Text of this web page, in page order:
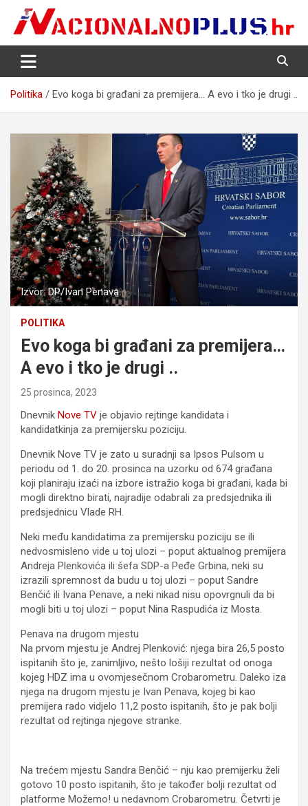
content
NacionalnoPlus.hr
Nacija želi znati više
Politika Evo koga bi građani za premijera… A evo i tko je drugi ..
Izvor: DP/Ivan Penava
POLITIKA
Evo koga bi građani za premijera…
A evo i tko je drugi ..
25 prosinca, 2023
Dnevnik Nove TV je objavio rejtinge kandidata i
kandidatkinja za premijersku poziciju.
Dnevnik Nove TV je zato u suradnji sa Ipsos Pulsom u
periodu od 1. do 20. prosinca na uzorku od 674 građana
koji planiraju izaći na izbore istražio koga bi građani, kada bi
mogli direktno birati, najradije odabrali za predsjednika ili
predsjednicu Vlade RH.
Neki među kandidatima za premijersku poziciju se ili
nedvosmisleno vide u toj ulozi – poput aktualnog premijera
Andreja Plenkovića ili šefa SDP-a Peđe Grbina, neki su
izrazili spremnost da budu u toj ulozi – poput Sandre
Benčić ili Ivana Penave, a neki nikad nisu opovrgnuli da bi
mogli biti u toj ulozi – poput Nina Raspudića iz Mosta.
Penava na drugom mjestu
Na prvom mjestu je Andrej Plenković: njega bira 26,5 posto
ispitanih što je, zanimljivo, nešto lošiji rezultat od onoga
kojeg HDZ ima u ovomjesečnom Crobarometru. Daleko iza
njega na drugom mjestu je Ivan Penava, kojeg bi kao
premijera rado vidjelo 11,2 posto ispitanih, što je pak bolji
rezultat od rejtinga njegove stranke.
Na trećem mjestu Sandra Benčić – nju kao premijerku želi
gotovo 10 posto ispitanih, što je također bolji rezultat od
platforme Možemo! u nedavnom Crobarometru. Četvrti je